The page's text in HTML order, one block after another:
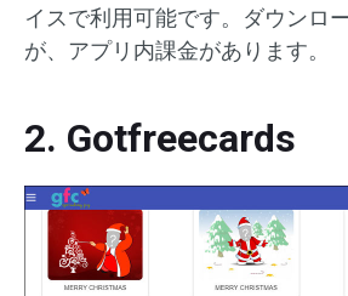
イスで利用可能です。ダウンロ
が、アプリ内課金があります。
2. Gotfreecards